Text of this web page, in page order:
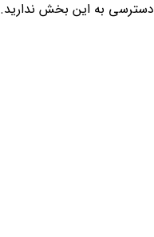
دسترسی به این بخش ندارید.